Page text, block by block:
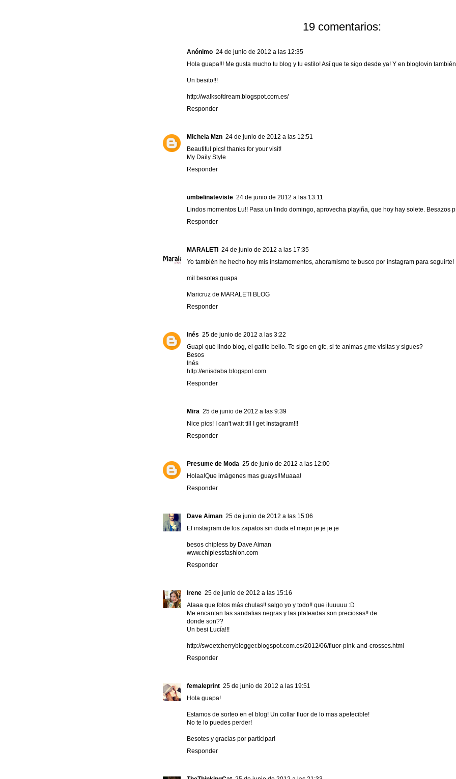
19 comentarios:
Anónimo 24 de junio de 2012 a las 12:35
Hola guapa!!! Me gusta mucho tu blog y tu estilo! Así que te sigo desde ya! Y en bloglovin
Un besito!!!
http://walksofdream.blogspot.com.es/
Responder
Michela Mzn 24 de junio de 2012 a las 12:51
Beautiful pics! thanks for your visit!
My Daily Style
Responder
umbelinateviste 24 de junio de 2012 a las 13:11
Lindos momentos Lu!! Pasa un lindo domingo, aprovecha playiña, que hoy hay solete. Besazos
Responder
MARALETI 24 de junio de 2012 a las 17:35
Yo también he hecho hoy mis instamomentos, ahoramismo te busco por instagram para seguirte!
mil besotes guapa
Maricruz de MARALETI BLOG
Responder
Inés 25 de junio de 2012 a las 3:22
Guapi qué lindo blog, el gatito bello. Te sigo en gfc, si te animas ¿me visitas y sigues?
Besos
Inés
http://enisdaba.blogspot.com
Responder
Mira 25 de junio de 2012 a las 9:39
Nice pics! I can't wait till I get Instagram!!!
Responder
Presume de Moda 25 de junio de 2012 a las 12:00
Holaa!Que imágenes mas guays!!Muaaa!
Responder
Dave Aiman 25 de junio de 2012 a las 15:06
El instagram de los zapatos sin duda el mejor je je je je
besos chipless by Dave Aiman
www.chiplessfashion.com
Responder
Irene 25 de junio de 2012 a las 15:16
Alaaa que fotos más chulas!! salgo yo y todo!! que iluuuuu :D
Me encantan las sandalias negras y las plateadas son preciosas!! de
donde son??
Un besi Lucía!!!
http://sweetcherryblogger.blogspot.com.es/2012/06/fluor-pink-and-crosses.html
Responder
femaleprint 25 de junio de 2012 a las 19:51
Hola guapa!
Estamos de sorteo en el blog! Un collar fluor de lo mas apetecible!
No te lo puedes perder!
Besotes y gracias por participar!
Responder